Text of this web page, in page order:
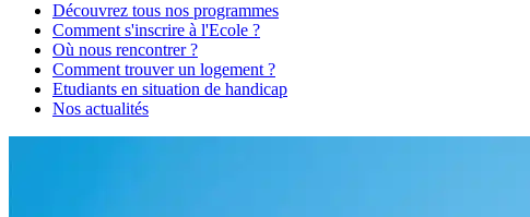
Découvrez tous nos programmes
Comment s'inscrire à l'Ecole ?
Où nous rencontrer ?
Comment trouver un logement ?
Etudiants en situation de handicap
Nos actualités